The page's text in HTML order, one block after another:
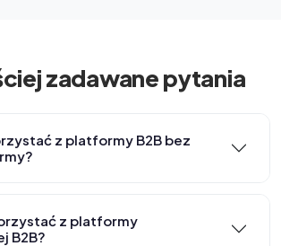
zadawane pytania
z platformy B2B bez
z platformy
B2B?